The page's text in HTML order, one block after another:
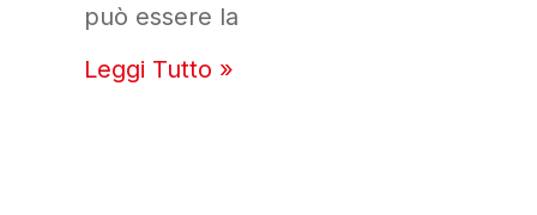
può essere la
Leggi Tutto »